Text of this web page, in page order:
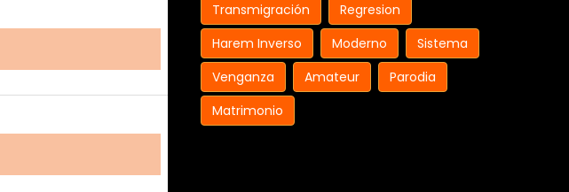
Transmigración
Regresion
Harem Inverso
Moderno
Sistema
Venganza
Amateur
Parodia
Matrimonio